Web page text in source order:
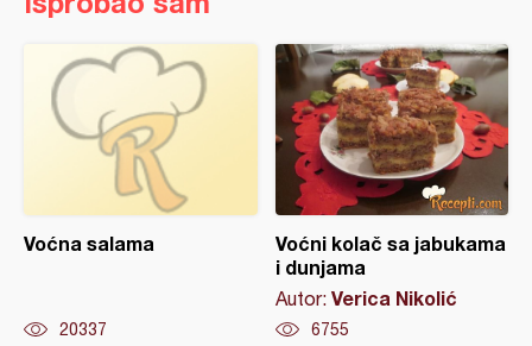
Voćna salama
20337
Voćni kolač sa jabukama
i dunjama
Autor: Verica Nikolić
6755